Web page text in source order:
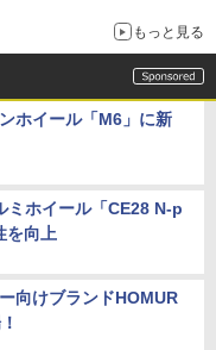
もっと見る
ホイール「M6」に新
ミホイール「CE28 N-p
を向上
向けブランドHOMUR